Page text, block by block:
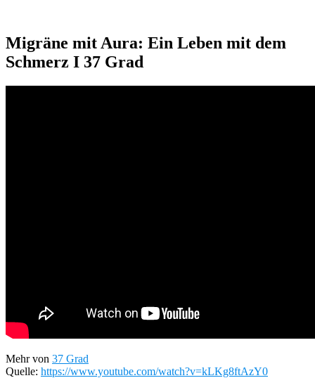
Migräne mit Aura: Ein Leben mit dem
Schmerz I 37 Grad
Mehr von 37 Grad
Quelle: https://www.youtube.com/watch?v=kLKg8ftAzY0